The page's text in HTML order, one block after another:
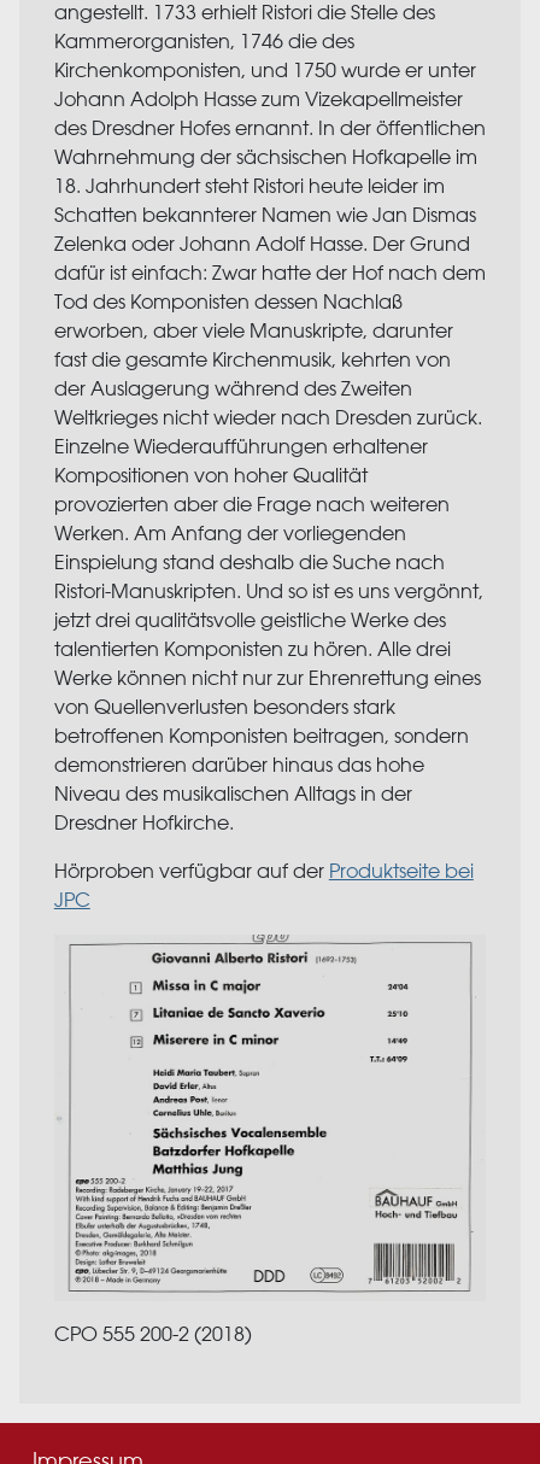
angestellt. 1733 erhielt Ristori die Stelle des
Kammerorganisten, 1746 die des
Kirchenkomponisten, und 1750 wurde er unter
Johann Adolph Hasse zum Vizekapellmeister
des Dresdner Hofes ernannt. In der öffentlichen
Wahrnehmung der sächsischen Hofkapelle im
18. Jahrhundert steht Ristori heute leider im
Schatten bekannterer Namen wie Jan Dismas
Zelenka oder Johann Adolf Hasse. Der Grund
dafür ist einfach: Zwar hatte der Hof nach dem
Tod des Komponisten dessen Nachlaß
erworben, aber viele Manuskripte, darunter
fast die gesamte Kirchenmusik, kehrten von
der Auslagerung während des Zweiten
Weltkrieges nicht wieder nach Dresden zurück.
Einzelne Wiederaufführungen erhaltener
Kompositionen von hoher Qualität
provozierten aber die Frage nach weiteren
Werken. Am Anfang der vorliegenden
Einspielung stand deshalb die Suche nach
Ristori-Manuskripten. Und so ist es uns vergönnt,
jetzt drei qualitätsvolle geistliche Werke des
talentierten Komponisten zu hören. Alle drei
Werke können nicht nur zur Ehrenrettung eines
von Quellenverlusten besonders stark
betroffenen Komponisten beitragen, sondern
demonstrieren darüber hinaus das hohe
Niveau des musikalischen Alltags in der
Dresdner Hofkirche.
Hörproben verfügbar auf der Produktseite bei
JPC
CPO 555 200-2 (2018)